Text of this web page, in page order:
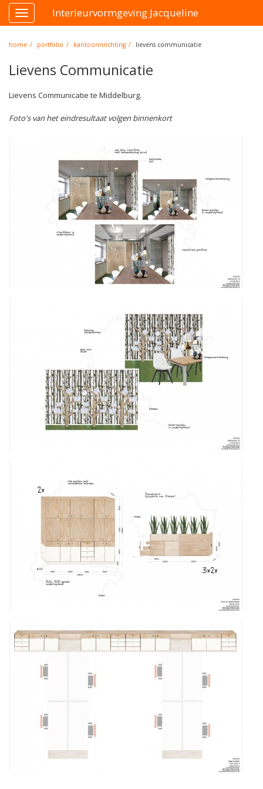
Toggle
navigation
Interieurvormgeving Jacqueline
home portfolio kantoorinrichting lievens communicatie
Lievens Communicatie
Lievens Communicatie te Middelburg.
Foto's van het eindresultaat volgen binnenkort